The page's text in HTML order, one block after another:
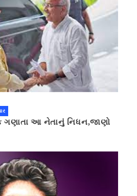
ગણાતા આ નેતાનું નિધન,જાણો